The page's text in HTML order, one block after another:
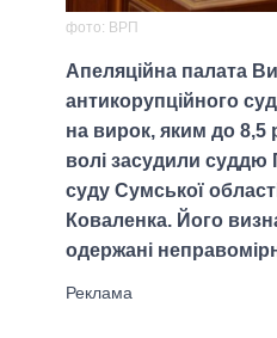
фото: ВРП
Апеляційна палата
антикорупційного
на вирок, яким до 8,5
волі засудили суддю
суду Сумської
Коваленка. Його
одержані